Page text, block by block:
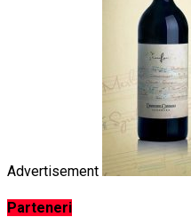
Advertisement
Parteneri